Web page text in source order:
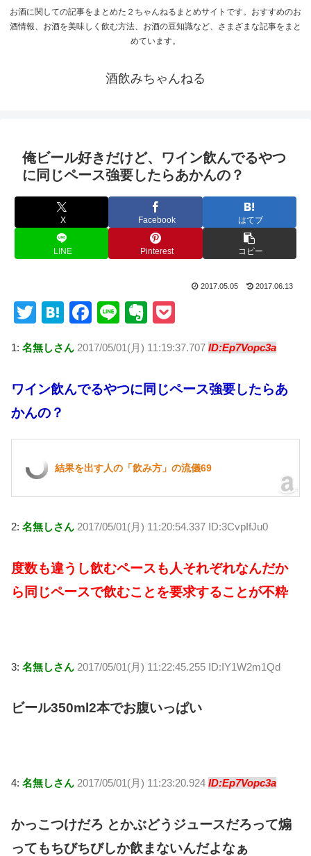
お酒に関しての記事をまとめた２ちゃんねるまとめサイトです。おすすめのお
酒情報、お酒を美味しく飲む方法、お酒の豆知識など、さまざまな記事をまと
めています。
酒飲みちゃんねる
俺ビール好きだけど、ワイン飲んでるやつ
に同じペース強要したらあかんの？
X Facebook はてブ
LINE Pinterest コピー
2017.05.05 2017.06.13
T
tt
er
H
e
n
a
F
c
e
b
o
k
Li
e
E
er
n
ot
ck
et
1: 名無しさん 2017/05/01(月) 11:19:37.707 ID:Ep7Vopc3a
ワイン飲んでるやつに同じペース強要したらあ
かんの？
結果を出す人の「飲み方」の流儀69
2: 名無しさん 2017/05/01(月) 11:20:54.337 ID:3CvpIfJu0
度数も違うし飲むペースも人それぞれなんだか
ら同じペースで飲むことを要求することが不粋
3: 名無しさん 2017/05/01(月) 11:22:45.255 ID:IY1W2m1Qd
ビール350ml2本でお腹いっぱい
4: 名無しさん 2017/05/01(月) 11:23:20.924 ID:Ep7Vopc3a
かっこつけだろ とかぶどうジュースだろって煽
ってもちびちびしか飲まないんだよなぁ